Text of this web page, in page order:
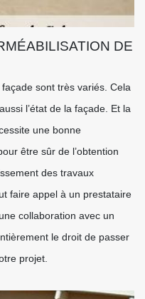
DE
sont très variés. Cela
l’état de la façade. Et la
une bonne
être sûr de l’obtention
des travaux
faire appel à un prestataire
collaboration avec un
le droit de passer
projet.